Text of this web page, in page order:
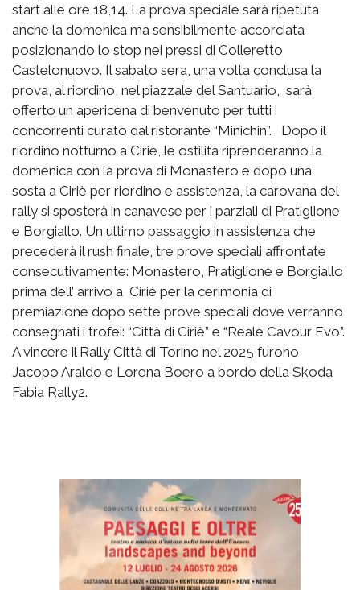
start alle ore 18,14. La prova speciale sarà ripetuta
anche la domenica ma sensibilmente accorciata
posizionando lo stop nei pressi di Colleretto
Castelonuovo. Il sabato sera, una volta conclusa la
prova, al riordino, nel piazzale del Santuario, sarà
offerto un apericena di benvenuto per tutti i
concorrenti curato dal ristorante “Minichin”. Dopo il
riordino notturno a Ciriè, le ostilità riprenderanno la
domenica con la prova di Monastero e dopo una
sosta a Ciriè per riordino e assistenza, la carovana del
rally si sposterà in canavese per i parziali di Pratiglione
e Borgiallo. Un ultimo passaggio in assistenza che
precederà il rush finale, tre prove speciali affrontate
consecutivamente: Monastero, Pratiglione e Borgiallo
prima dell’ arrivo a Ciriè per la cerimonia di
premiazione dopo sette prove speciali dove verranno
consegnati i trofei: “Città di Ciriè” e “Reale Cavour Evo”.
A vincere il Rally Città di Torino nel 2025 furono
Jacopo Araldo e Lorena Boero a bordo della Skoda
Fabia Rally2.